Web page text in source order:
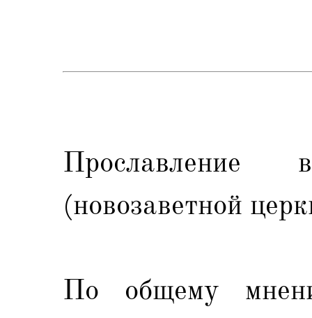
Прославление
(новозаветной
По общему